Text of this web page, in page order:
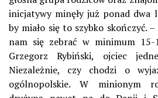
inicjatywy minęły już ponad dwa
by miało się to szybko skończyć.
nam się zebrać w minimum
Grzegorz Rybiński, ojciec
Niezależnie, czy chodzi o
ogólnopolskie. W minionym